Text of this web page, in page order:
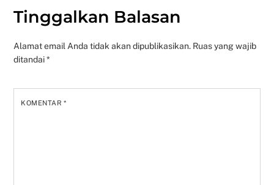
Tinggalkan Balasan
Alamat email Anda tidak akan dipublikasikan. Ruas yang wajib
ditandai*
KOMENTAR*